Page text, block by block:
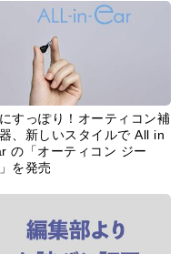
すっぽり！オーティコン補
、新しいスタイルで All in
の「オーティコン ジー
を発売